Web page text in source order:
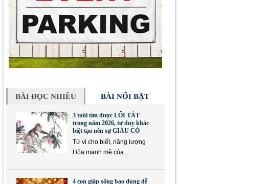
BÀI ĐỌC NHIỀU BÀI NỔI BẬT
3 tuổi tìm được LỐI TẮT
trong năm 2026, tư duy khác
biệt tạo nên sự GIÀU CÓ
Tử vi cho biết, năng lượng
Hỏa mạnh mẽ của...
4 con giáp sống bao dung dễ